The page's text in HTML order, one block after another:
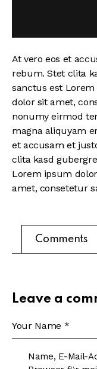
At vero eos et
rebum. Stet clita
sanctus est
dolor sit amet,
nonumy eirmod
magna aliquyam
et accusam et
clita kasd
Lorem ipsum
amet, consetetur
Comments
Leave a
Name, E-Mail-